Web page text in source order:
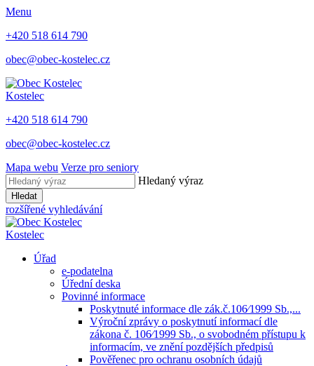
Menu
+420 518 614 790
obec@obec-kostelec.cz
Kostelec
+420 518 614 790
obec@obec-kostelec.cz
Mapa webu Verze pro seniory
Hledaný výraz
Hledat
rozšířené vyhledávání
Kostelec
Úřad
e-podatelna
Úřední deska
Povinné informace
Poskytnuté informace dle zák.č.106⁄1999 Sb.,...
Výroční zprávy o poskytnutí informací dle
zákona č. 106⁄1999 Sb., o svobodném přístupu k
informacím, ve znění pozdějších předpisů
Pověřenec pro ochranu osobních údajů